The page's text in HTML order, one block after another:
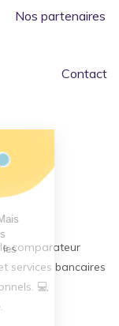
Nos partenaires
Contact
comparateur
services bancaires
💻
moelleux. Mais
et bons plans
ça vaut tous les